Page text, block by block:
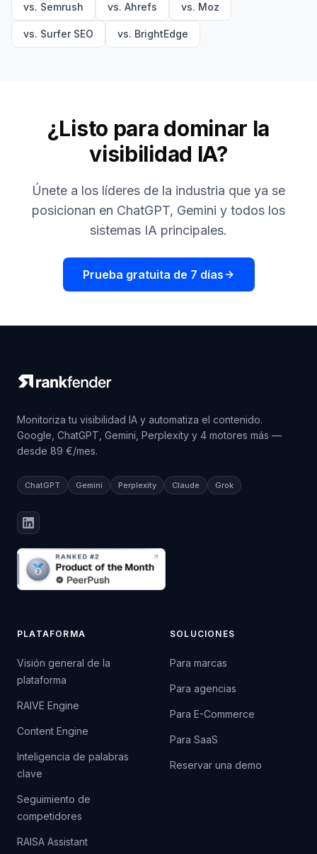
vs. Semrush vs. Ahrefs vs. Moz
vs. Surfer SEO vs. BrightEdge
¿Listo para dominar la
visibilidad IA?
Únete a los líderes de la industria que ya se
posicionan en ChatGPT, Gemini y todos los
sistemas IA principales.
Prueba gratuita de 7 días
Monitoriza tu visibilidad IA y automatiza el contenido.
Google, ChatGPT, Gemini, Perplexity y 4 motores más —
desde 89 €/mes.
ChatGPT Gemini Perplexity Claude Grok
PLATAFORMA
Visión general de la
plataforma
RAIVE Engine
Content Engine
Inteligencia de palabras
clave
Seguimiento de
competidores
RAISA Assistant
SOLUCIONES
Para marcas
Para agencias
Para E-Commerce
Para SaaS
Reservar una demo